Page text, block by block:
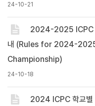
24-10-21
2024-2025 ICPC
내 (Rules for 2024-
Championship)
24-10-18
2024 ICPC 학교별